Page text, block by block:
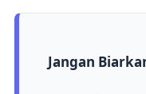
Jangan